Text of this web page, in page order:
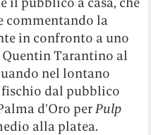
commentando la
in confronto a uno
Tarantino al
nel lontano
fischio dal pubblico
d’Oro per Pulp
alla platea.